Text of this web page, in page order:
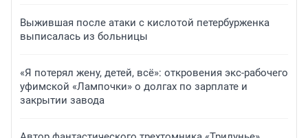
Выжившая после атаки с кислотой петербурженка
выписалась из больницы
«Я потерял жену, детей, всё»: откровения экс-рабочего
уфимской «Лампочки» о долгах по зарплате и
закрытии завода